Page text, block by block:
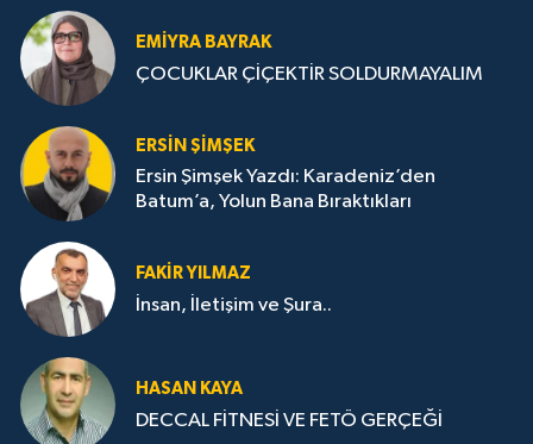
EMIYRA BAYRAK
ÇOCUKLAR ÇİÇEKTİR SOLDURMAYALIM
ERSIN ŞIMŞEK
Ersin Şimşek Yazdı: Karadeniz’den
Batum’a, Yolun Bana Bıraktıkları
FAKIR YILMAZ
İnsan, İletişim ve Şura..
HASAN KAYA
DECCAL FİTNESİ VE FETÖ GERÇEĞİ